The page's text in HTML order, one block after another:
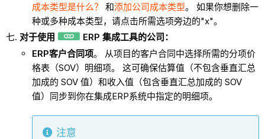
成本类型是什么？
和添加公司成本类型。 如果你想删除一
种或多种成本类型，请点击所需选项旁边的"x"。
对于使用
ERP 集成工具的公司：
ERP客户合同项。 从项目的客户合同中选择所需的分项价
格表（SOV）明细项。 这可确保估算值（不包含垂直汇总
加成的 SOV 值）和收入值（包含垂直汇总加成的 SOV
值）同步到你在集成ERP系统中指定的明细项。
注意